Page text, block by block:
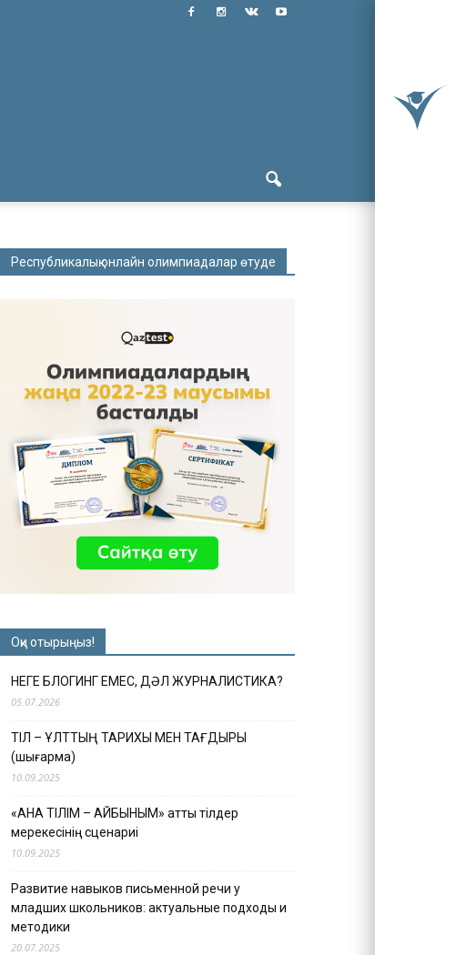
Республикалық онлайн олимпиадалар өтуде
Оқи отырыңыз!
НЕГЕ БЛОГИНГ ЕМЕС, ДӘЛ ЖУРНАЛИСТИКА?
05.07.2026
ТІЛ – ҰЛТТЫҢ ТАРИХЫ МЕН ТАҒДЫРЫ
(шығарма)
10.09.2025
«АНА ТІЛІМ – АЙБЫНЫМ» атты тілдер
мерекесінің сценариі
10.09.2025
Развитие навыков письменной речи у
младших школьников: актуальные подходы и
методики
20.07.2025